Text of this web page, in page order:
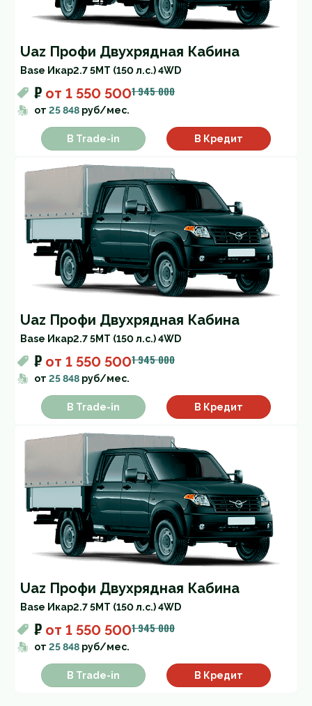
Uaz Профи Двухрядная Кабина
Base Икар2.7 5MT (150 л.с.) 4WD
₽ от 1 550 5001 945 000
от 25 848 руб/мес.
В Trade-in В Кредит
Uaz Профи Двухрядная Кабина
Base Икар2.7 5MT (150 л.с.) 4WD
₽ от 1 550 5001 945 000
от 25 848 руб/мес.
В Trade-in В Кредит
Uaz Профи Двухрядная Кабина
Base Икар2.7 5MT (150 л.с.) 4WD
₽ от 1 550 5001 945 000
от 25 848 руб/мес.
В Trade-in В Кредит